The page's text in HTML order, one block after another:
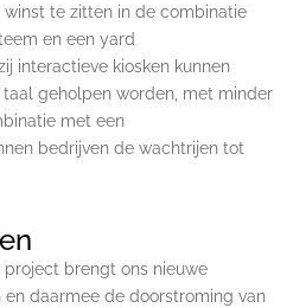
te zitten in de combinatie
en een yard
interactieve kiosken kunnen
geholpen worden, met minder
met een
bedrijven de wachtrijen tot
project brengt ons nieuwe
daarmee de doorstroming van